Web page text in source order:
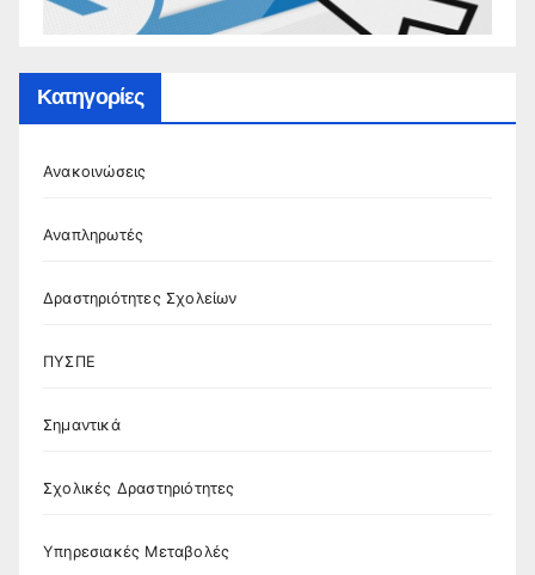
Κατηγορίες
Ανακοινώσεις
Αναπληρωτές
Δραστηριότητες Σχολείων
ΠΥΣΠΕ
Σημαντικά
Σχολικές Δραστηριότητες
Υπηρεσιακές Μεταβολές